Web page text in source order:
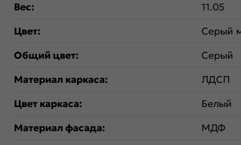
Вес:
11.05
Цвет:
Серый
Общий цвет:
Серый
Материал каркаса:
ЛДСП
Цвет каркаса:
Белый
Материал фасада:
МДФ